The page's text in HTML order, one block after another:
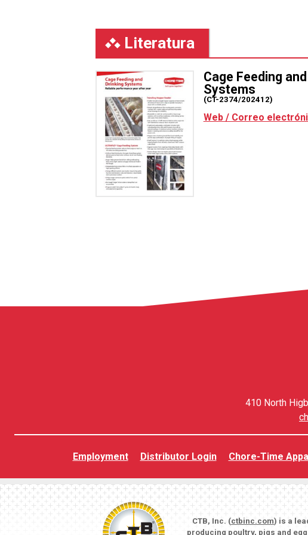
Literatura
Cage Feeding
Systems
(CT-2374/202412)
Web / Correo
410 North
Employment Distributor Login Chore-Time
CTB, Inc. (ctbinc.com) is a
producing poultry, pigs and